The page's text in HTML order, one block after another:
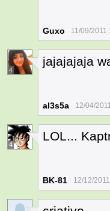
Guxo 11/09/2011
4
jajajajaja
al3s5a 12/04/
4
LOL...
BK-81 12/12/